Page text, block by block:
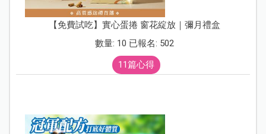
【免費試吃】實心蛋捲 窗花綻放｜彌月禮盒
數量: 10 已報名: 502
11篇心得